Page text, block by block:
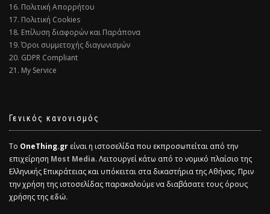
16. Πολιτική Απορρήτου
17. Πολιτική Cookies
18. Επίλυση διαφορών και Παράπονα
19. Όροι συμμετοχής διαγωνισμών
20. GDPR Compliant
21. My Service
Γενικός κανονισμός
Το OneThing.gr είναι η ιστοσελίδα που εκπροσωπείται από την
επιχείρηση Most Media. Λειτουργεί κάτω από το νομικό πλαίσιο της
Ελληνικής Επικράτειας και υπόκειται στα δικαστήρια της Αθήνας. Πριν
την χρήση της ιστοσελίδας παρακαλούμε να διαβάσατε τους όρους
χρήσης τηςεδώ.